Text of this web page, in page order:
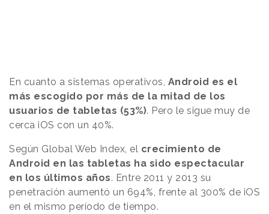
En cuanto a sistemas operativos, Android es el
más escogido por más de la mitad de los
usuarios de tabletas (53%). Pero le sigue muy de
cerca iOS con un 40%.
Según Global Web Index, el crecimiento de
Android en las tabletas ha sido espectacular
en los últimos años. Entre 2011 y 2013 su
penetración aumentó un 694%, frente al 300% de iOS
en el mismo período de tiempo.